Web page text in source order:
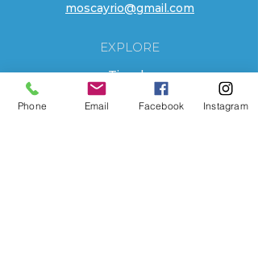
moscayrio@gmail.com
EXPLORE
Tienda
Contacto
Phone Email Facebook Instagram